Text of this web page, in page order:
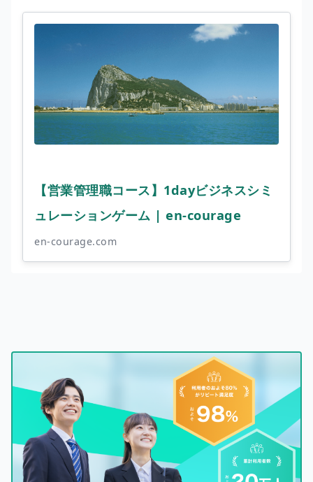
【営業管理職コース】1dayビジネスシミ
ュレーションゲーム | en-courage
en-courage.com